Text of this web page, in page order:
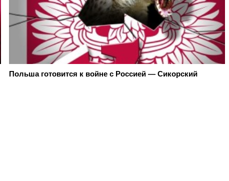
Польша готовится к войне с Россией — Сикорский